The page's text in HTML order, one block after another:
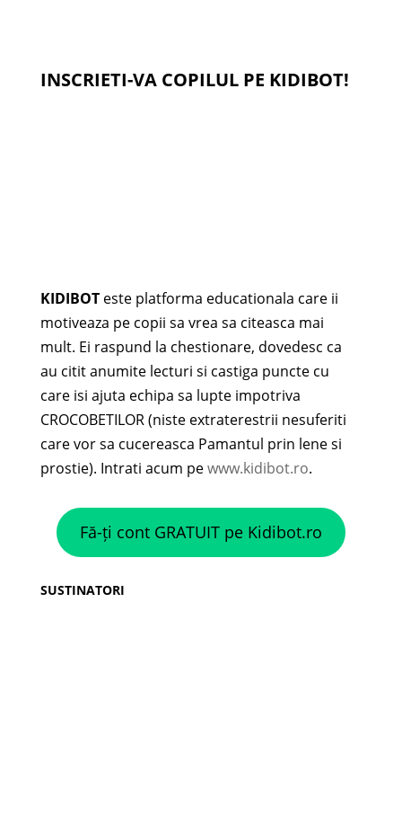
INSCRIETI-VA COPILUL PE KIDIBOT!
KIDIBOTeste platforma educationala care ii
motiveaza pe copii sa vrea sa citeasca mai
mult. Ei raspund la chestionare, dovedesc ca
au citit anumite lecturi si castiga puncte cu
care isi ajuta echipa sa lupte impotriva
CROCOBETILOR (niste extraterestrii nesuferiti
care vor sa cucereasca Pamantul prin lene si
prostie). Intrati acum pewww.kidibot.ro.
Fă-ți cont GRATUIT pe Kidibot.ro
SUSTINATORI